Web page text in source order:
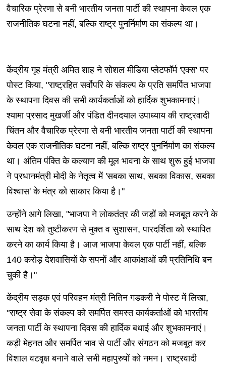
वैचारिक प्रेरणा से बनी भारतीय जनता पार्टी की स्थापना केवल एक
राजनीतिक घटना नहीं, बल्कि राष्ट्र पुनर्निर्माण का संकल्प था।
केंद्रीय गृह मंत्री अमित शाह ने सोशल मीडिया प्लेटफॉर्म 'एक्स' पर
पोस्ट किया, "राष्ट्रहित सर्वोपरि के संकल्प के प्रति समर्पित भाजपा
के स्थापना दिवस की सभी कार्यकर्ताओं को हार्दिक शुभकामनाएं।
श्यामा प्रसाद मुखर्जी और पंडित दीनदयाल उपाध्याय की राष्ट्रवादी
चिंतन और वैचारिक प्रेरणा से बनी भारतीय जनता पार्टी की स्थापना
केवल एक राजनीतिक घटना नहीं, बल्कि राष्ट्र पुनर्निर्माण का संकल्प
था। अंतिम पंक्ति के कल्याण की मूल भावना के साथ शुरू हुई भाजपा
ने प्रधानमंत्री मोदी के नेतृत्व में 'सबका साथ, सबका विकास, सबका
विश्वास' के मंत्र को साकार किया है।"
उन्होंने आगे लिखा, "भाजपा ने लोकतंत्र की जड़ों को मजबूत करने के
साथ देश को तुष्टीकरण से मुक्त व सुशासन, पारदर्शिता को स्थापित
करने का कार्य किया है। आज भाजपा केवल एक पार्टी नहीं, बल्कि
140 करोड़ देशवासियों के सपनों और आकांक्षाओं की प्रतिनिधि बन
चुकी है।"
केंद्रीय सड़क एवं परिवहन मंत्री नितिन गडकरी ने पोस्ट में लिखा,
"राष्ट्र सेवा के संकल्प को समर्पित समस्त कार्यकर्ताओं को भारतीय
जनता पार्टी के स्थापना दिवस की हार्दिक बधाई और शुभकामनाएं।
कड़ी मेहनत और समर्पित भाव से पार्टी और संगठन को मजबूत कर
विशाल वटवृक्ष बनाने वाले सभी महापुरुषों को नमन। राष्ट्रवादी